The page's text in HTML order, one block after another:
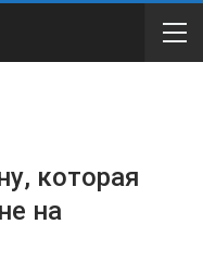
которая
на